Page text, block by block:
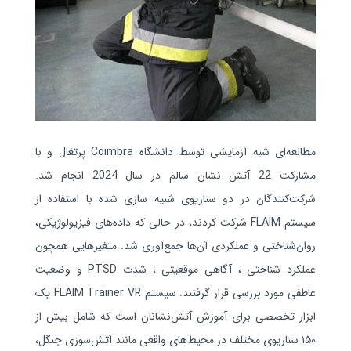
مطالعه‌ای شبه‌ آزمایشی توسط دانشگاه Coimbra پرتغال و
با
مشارکت 22
آتش‌ نشان سالم در سال 2024 انجام شد.
شرکت‌کنندگان در دو سناریوی شبیه‌ سازی‌ شده با استفاده از
سیستم FLAIM شرکت کردند، در حالی که داده‌های فیزیولوژیکی،
روان‌شناختی و عملکردی آن‌ها جمع‌آوری شد. متغیرهایی همچون
عملکرد شناختی ، آگاهی موقعیتی ، شدت PTSD و وضعیت
عاطفی مورد بررسی قرار گرفتند. سیستم FLAIM Trainer VR یک
ابزار تخصصی برای آموزش آتش‌نشانان است که شامل بیش از
۱۵۰ سناریوی مختلف در محیط‌های واقعی مانند آتش‌سوزی جنگل،